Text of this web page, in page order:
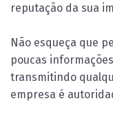
reputação da sua
Não esqueça que
poucas
transmitindo
empresa é